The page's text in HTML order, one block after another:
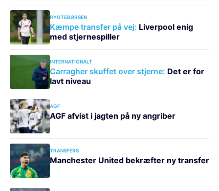
RYGTEBØRSEN
Kæmpe transfer på vej: Liverpool enig
med stjernespiller
INTERNATIONALT
Carragher skuffet over stjerne: Det er for
lavt niveau
AGF
AGF afvist i jagten på ny angriber
TRANSFERS
Manchester United bekræfter ny transfer